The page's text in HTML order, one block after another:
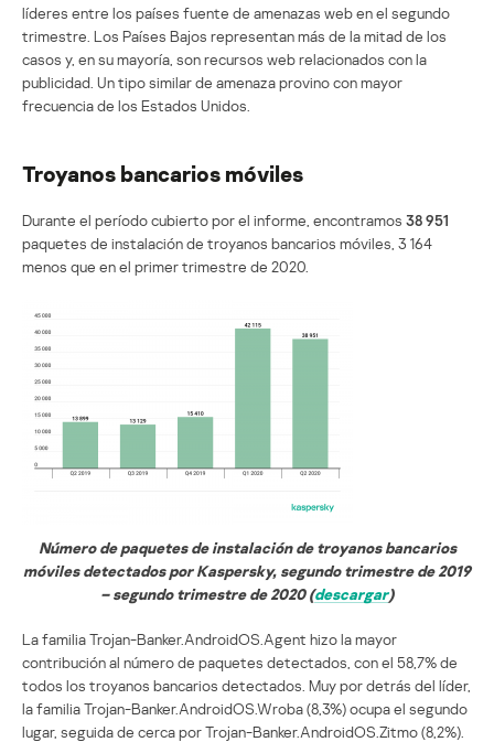
líderes entre los países fuente de amenazas web en el segundo
trimestre. Los Países Bajos representan más de la mitad de los
casos y, en su mayoría, son recursos web relacionados con la
publicidad. Un tipo similar de amenaza provino con mayor
frecuencia de los Estados Unidos.
Troyanos bancarios móviles
Durante el período cubierto por el informe, encontramos 38 951
paquetes de instalación de troyanos bancarios móviles, 3 164
menos que en el primer trimestre de 2020.
Número de paquetes de instalación de troyanos bancarios
móviles detectados por Kaspersky, segundo trimestre de 2019
–segundo trimestre de 2020 (descargar)
La familia Trojan-Banker.AndroidOS.Agent hizo la mayor
contribución al número de paquetes detectados, con el 58,7% de
todos los troyanos bancarios detectados. Muy por detrás del líder,
la familia Trojan-Banker.AndroidOS.Wroba (8,3%) ocupa el segundo
lugar, seguida de cerca por Trojan-Banker.AndroidOS.Zitmo (8,2%).